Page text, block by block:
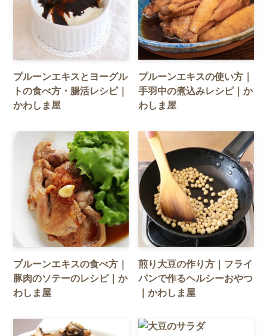
プルーンエキスとヨーグル
トの食べ方・腸活レシピ｜
かわしま屋
プルーンエキスの使い方｜
手羽中の煮込みレシピ｜か
わしま屋
プルーンエキスの食べ方｜
豚肉のソテーのレシピ｜か
わしま屋
煎り大豆の作り方｜フライ
パンで作るヘルシーおやつ
｜かわしま屋